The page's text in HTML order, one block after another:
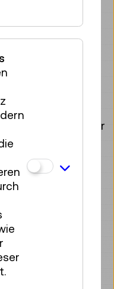
Regeln. Das
zum
verwenden, die
Das ist auch
der Projektion
dass
Datenbanken
Luftqualität oder
der ESA
Die
aber auch von
oder
habt ihr
haben wir